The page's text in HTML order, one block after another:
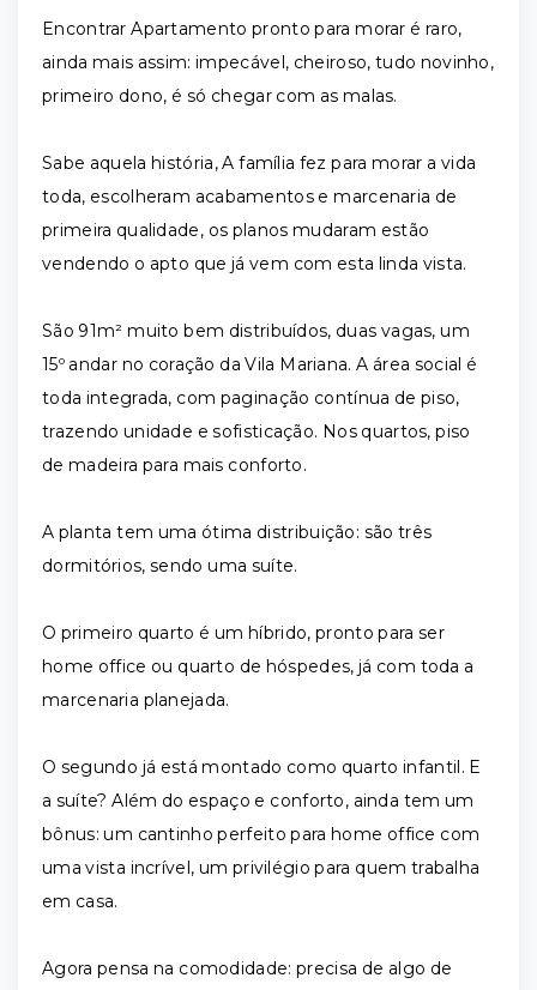
Encontrar Apartamento pronto para morar é raro,
ainda mais assim: impecável, cheiroso, tudo novinho,
primeiro dono, é só chegar com as malas.
Sabe aquela história, A família fez para morar a vida
toda, escolheram acabamentos e marcenaria de
primeira qualidade, os planos mudaram estão
vendendo o apto que já vem com esta linda vista.
São 91m² muito bem distribuídos, duas vagas, um
15º andar no coração da Vila Mariana. A área social é
toda integrada, com paginação contínua de piso,
trazendo unidade e sofisticação. Nos quartos, piso
de madeira para mais conforto.
A planta tem uma ótima distribuição: são três
dormitórios, sendo uma suíte.
O primeiro quarto é um híbrido, pronto para ser
home office ou quarto de hóspedes, já com toda a
marcenaria planejada.
O segundo já está montado como quarto infantil. E
a suíte? Além do espaço e conforto, ainda tem um
bônus: um cantinho perfeito para home office com
uma vista incrível, um privilégio para quem trabalha
em casa.
Agora pensa na comodidade: precisa de algo de